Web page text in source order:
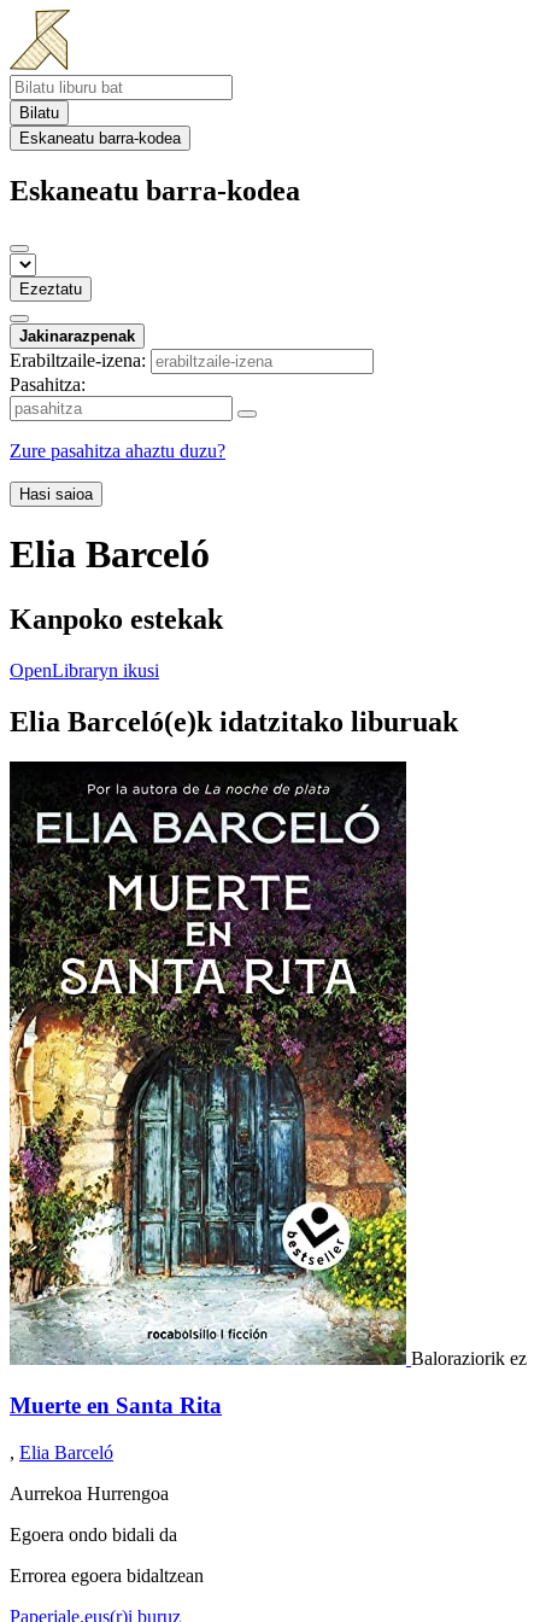
Bilatu
Eskaneatu barra-kodea
Eskaneatu barra-kodea
Ezeztatu
Jakinarazpenak
Erabiltzaile-izena:
Pasahitza:
Zure pasahitza ahaztu duzu?
Hasi saioa
Elia Barceló
Kanpoko estekak
OpenLibraryn ikusi
Elia Barceló(e)k idatzitako liburuak
Baloraziorik ez
Muerte en Santa Rita
, Elia Barceló
Aurrekoa Hurrengoa
Egoera ondo bidali da
Errorea egoera bidaltzean
Paperjale.eus(r)i buruz